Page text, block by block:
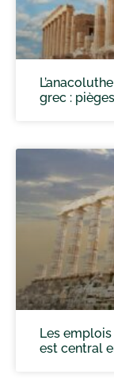
grec :
Les
est central